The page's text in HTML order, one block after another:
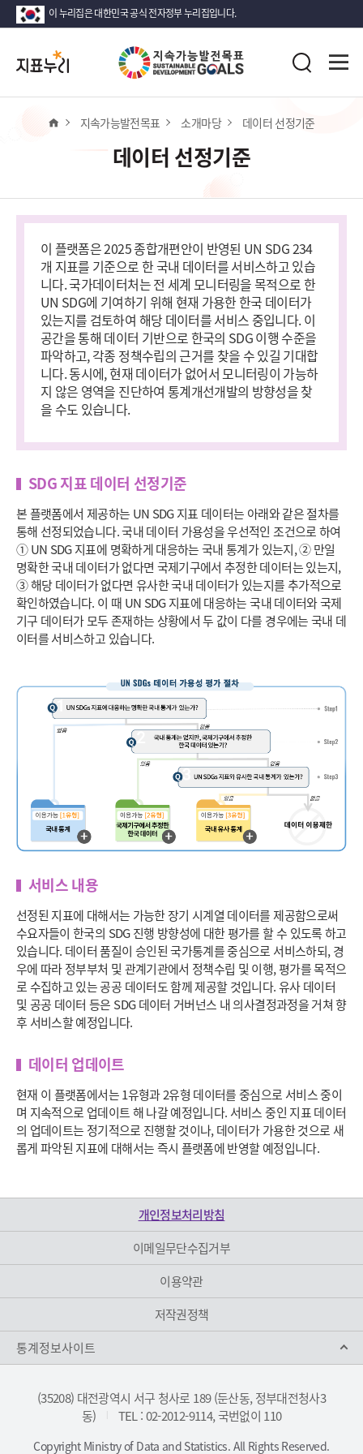
이 누리집은 대한민국 공식 전자정부 누리집입니다.
지
표
누
검
홈 지속가능발전목표 소개마당 데이터 선정기준
데이터 선정기준
이 플랫폼은 2025 종합개편안이 반영된 UN SDG 234
개 지표를 기준으로 한 국내 데이터를 서비스하고 있습
니다. 국가데이터처는 전 세계 모니터링을 목적으로 한
UN SDG에 기여하기 위해 현재 가용한 한국 데이터가
있는지를 검토하여 해당 데이터를 서비스 중입니다. 이
공간을 통해 데이터 기반으로 한국의 SDG 이행 수준을
파악하고, 각종 정책수립의 근거를 찾을 수 있길 기대합
니다. 동시에, 현재 데이터가 없어서 모니터링이 가능하
지 않은 영역을 진단하여 통계개선개발의 방향성을 찾
을 수도 있습니다.
SDG 지표 데이터 선정기준
본 플랫폼에서 제공하는 UN SDG 지표 데이터는 아래와 같은 절차를
통해 선정되었습니다. 국내 데이터 가용성을 우선적인 조건으로 하여
① UN SDG 지표에 명확하게 대응하는 국내 통계가 있는지, ② 만일
명확한 국내 데이터가 없다면 국제기구에서 추정한 데이터는 있는지,
③ 해당 데이터가 없다면 유사한 국내 데이터가 있는지를 추가적으로
확인하였습니다. 이 때 UN SDG 지표에 대응하는 국내 데이터와 국제
기구 데이터가 모두 존재하는 상황에서 두 값이 다를 경우에는 국내 데
이터를 서비스하고 있습니다.
서비스 내용
선정된 지표에 대해서는 가능한 장기 시계열 데이터를 제공함으로써
수요자들이 한국의 SDG 진행 방향성에 대한 평가를 할 수 있도록 하고
있습니다. 데이터 품질이 승인된 국가통계를 중심으로 서비스하되, 경
우에 따라 정부부처 및 관계기관에서 정책수립 및 이행, 평가를 목적으
로 수집하고 있는 공공 데이터도 함께 제공할 것입니다. 유사 데이터
및 공공 데이터 등은 SDG 데이터 거버넌스 내 의사결정과정을 거쳐 향
후 서비스할 예정입니다.
데이터 업데이트
현재 이 플랫폼에서는 1유형과 2유형 데이터를 중심으로 서비스 중이
며 지속적으로 업데이트 해 나갈 예정입니다. 서비스 중인 지표 데이터
의 업데이트는 정기적으로 진행할 것이나, 데이터가 가용한 것으로 새
롭게 파악된 지표에 대해서는 즉시 플랫폼에 반영할 예정입니다.
개인정보처리방침
이메일무단수집거부
이용약관
저작권정책
통계정보사이트
(35208) 대전광역시 서구 청사로 189 (둔산동, 정부대전청사3
동)
TEL : 02-2012-9114, 국번없이 110
Copyright Ministry of Data and Statistics. All Rights Reserved.